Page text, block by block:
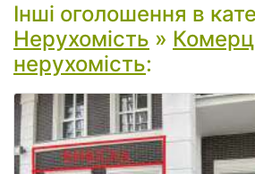
Інші оголошення в
Нерухомість »
нерухомість: